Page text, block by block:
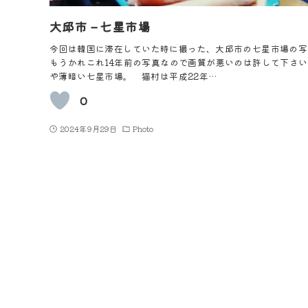
大邱市 – 七星市場
今回は韓国に滞在していた時に撮った、大邱市の七星市場の写
もうかれこれ14年前の写真なので画質が悪いのは許して下さ
や薄暗い七星市場。 猫村は平成22年…
0
2024年9月29日 Photo